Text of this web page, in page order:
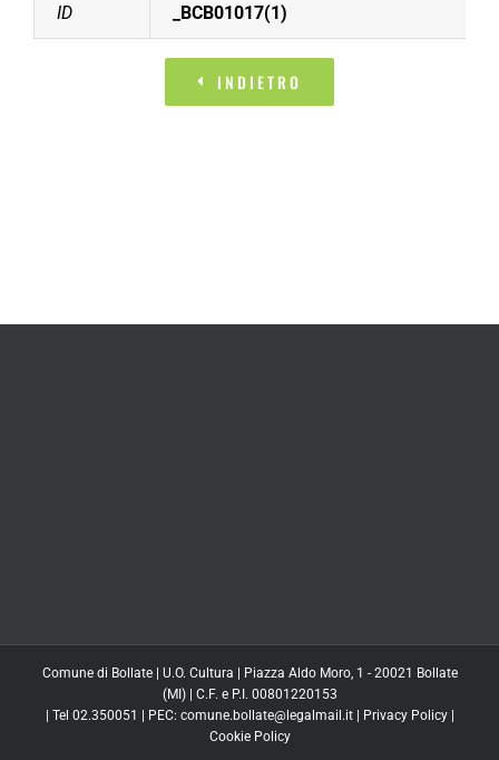
ID _BCB01017(1)
INDIETRO
Comune di Bollate | U.O. Cultura | Piazza Aldo Moro, 1 - 20021 Bollate
(MI) | C.F. e P.I. 00801220153
| Tel 02.350051 | PEC: comune.bollate@legalmail.it | Privacy Policy|
Cookie Policy